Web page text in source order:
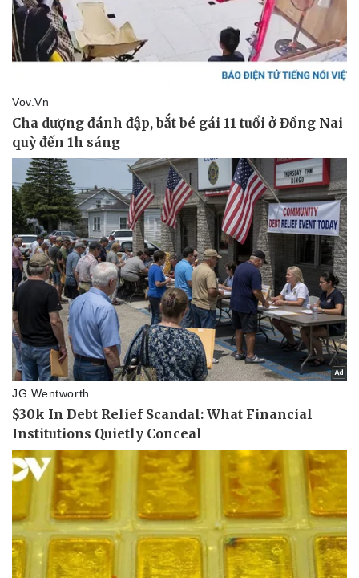
Thể thao
Lịch thi đấu bóng đá
Thế giới thể thao
eSports
Hậu trường
Ô tô - Xe máy
Tư vấn